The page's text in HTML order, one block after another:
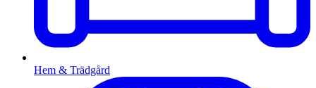
Hem & Trädgård